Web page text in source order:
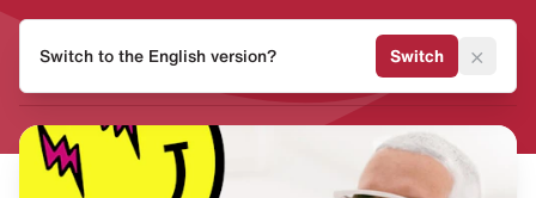
MVMNT
Switch to the English version? Switch ×